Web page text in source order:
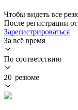
Чтобы видеть все
После регистрации
Зарегистрироваться
За всё время
По соответствию
20 резюме